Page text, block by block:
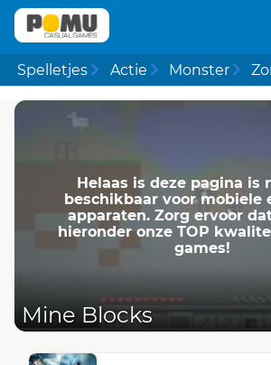
Spelletjes Actie Monster
Helaas is deze pagina is
beschikbaar voor mobiele
apparaten. Zorg ervoor
hieronder onze TOP
games!
Mine Blocks